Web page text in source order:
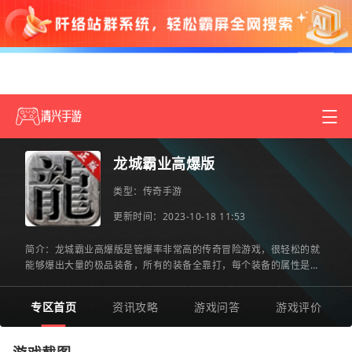
龙城霸业高爆版
类型： 传奇手游
更新时间：2023-10-18 11:53
简介：龙城霸业高爆版是管爆率非常高的传奇冒险游戏，很轻松的就
能够爆出大量的极品装备，所有的装备全靠打，每个装备的属性是不
专区首页 资讯攻略 游戏问答 游戏评价